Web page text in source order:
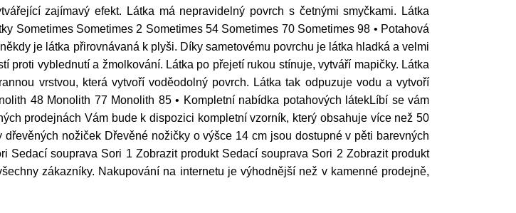
zajímavý efekt. Látka má nepravidelný povrch s četnými smyčkami. Látka
Sometimes Sometimes 2 Sometimes 54 Sometimes 70 Sometimes 98 • Potahová
je látka přirovnávaná k plyši. Díky sametovému povrchu je látka hladká a velmi
proti vyblednutí a žmolkování. Látka po přejetí rukou stínuje, vytváří mapičky. Látka
vrstvou, která vytvoří voděodolný povrch. Látka tak odpuzuje vodu a vytvoří
48 Monolith 77 Monolith 85 • Kompletní nabídka potahových látekLíbí se vám
prodejnách Vám bude k dispozici kompletní vzorník, který obsahuje více než 50
nožiček Dřevěné nožičky o výšce 14 cm jsou dostupné v pěti barevných
Sedací souprava Sori 1 Zobrazit produkt Sedací souprava Sori 2 Zobrazit produkt
zákazníky. Nakupování na internetu je výhodnější než v kamenné prodejně,